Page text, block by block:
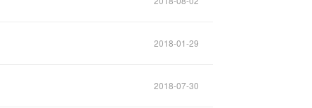
2018-01-29
2018-07-30